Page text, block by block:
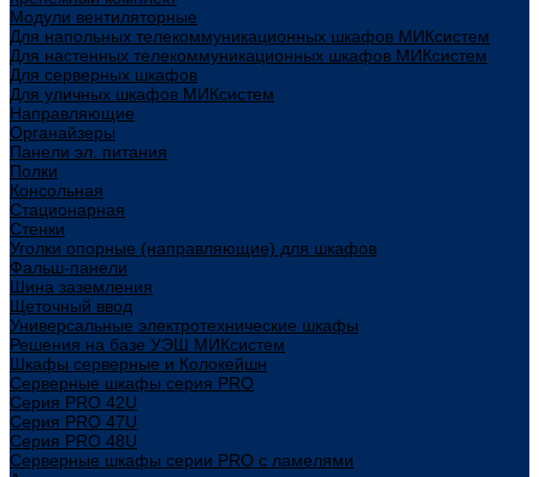
Модули вентиляторные
Для напольных телекоммуникационных шкафов МИКсистем
Для настенных телекоммуникационных шкафов МИКсистем
Для серверных шкафов
Для уличных шкафов МИКсистем
Направляющие
Органайзеры
Панели эл. питания
Полки
Консольная
Стационарная
Стенки
Уголки опорные (направляющие) для шкафов
Фальш-панели
Шина заземления
Щеточный ввод
Универсальные электротехнические шкафы
Решения на базе УЭШ МИКсистем
Шкафы серверные и Колокейшн
Серверные шкафы серия PRO
Серия PRO 42U
Серия PRO 47U
Серия PRO 48U
Серверные шкафы серии PRO с ламелями